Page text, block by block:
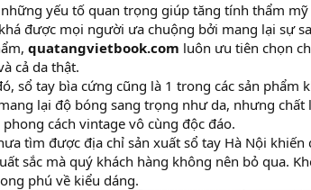
yếu tố quan trọng giúp tăng tính thẩm
được mọi người ưa chuộng bởi mang lại sự
quatangvietbook.com luôn ưu tiên chọn
cả da thật.
sổ tay bìa cứng cũng là 1 trong các sản phẩm
lại độ bóng sang trọng như da, nhưng
cách vintage vô cùng độc đáo.
tìm được địa chỉ sản xuất sổ tay Hà Nội
sắc mà quý khách hàng không nên bỏ qua.
phú về kiểu dáng.